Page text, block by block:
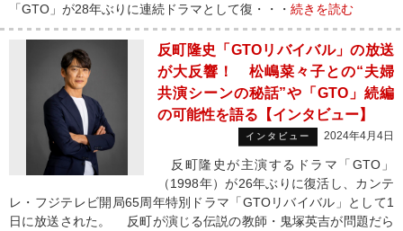
「GTO」が28年ぶりに連続ドラマとして復・・・ 続きを読む
反町隆史「GTOリバイバル」の放送
が大反響！ 松嶋菜々子との“夫婦
共演シーンの秘話”や「GTO」続編
の可能性を語る【インタビュー】
インタビュー 2024年4月4日
反町隆史が主演するドラマ「GTO」
（1998年）が26年ぶりに復活し、カンテ
レ・フジテレビ開局65周年特別ドラマ「GTOリバイバル」として1
日に放送された。 反町が演じる伝説の教師・鬼塚英吉が問題だら